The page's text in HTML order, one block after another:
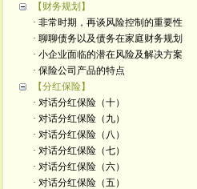
【财务规划】
· 非常时期，再谈风险控制的重要性
· 聊聊债务以及债务在家庭财务规划
· 小企业面临的潜在风险及解决方案
· 保险公司产品的特点
【分红保险】
· 对话分红保险（十）
· 对话分红保险（九）
· 对话分红保险（八）
· 对话分红保险（七）
· 对话分红保险（六）
· 对话分红保险（五）